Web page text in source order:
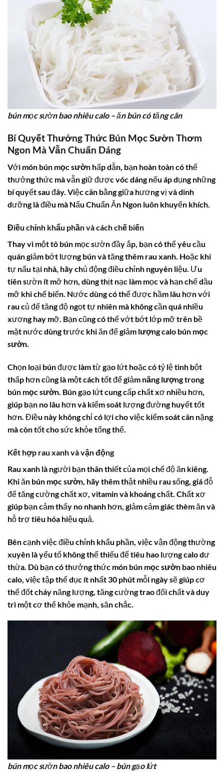
bún mọc sườn bao nhiêu calo – ăn bún có tăng cân
Bí Quyết Thưởng Thức Bún Mọc Sườn Thơm
Ngon Mà Vẫn Chuẩn Dáng
Với món bún mọc sườn hấp dẫn, bạn hoàn toàn có thể
thưởng thức mà vẫn giữ được vóc dáng nếu áp dụng những
bí quyết sau đây. Việc cân bằng giữa hương vị và dinh
dưỡng là điều mà Nấu Chuẩn Ăn Ngon luôn khuyến khích.
Điều chỉnh khẩu phần và cách chế biến
Thay vì một tô bún mọc sườn đầy ắp, bạn có thể yêu cầu
quán giảm bớt lượng bún và tăng thêm rau xanh. Hoặc khi
tự nấu tại nhà, hãy chủ động điều chỉnh nguyên liệu. Ưu
tiên sườn ít mỡ hơn, dùng thịt nạc làm mọc và hạn chế dầu
mỡ khi chế biến. Nước dùng có thể được hầm lâu hơn với
rau củ để tăng độ ngọt tự nhiên mà không cần quá nhiều
xương hay mỡ. Bạn cũng có thể vớt bớt lớp mỡ trên bề
mặt nước dùng trước khi ăn để giảm lượng calo bún mọc
sườn.
Chọn loại bún được làm từ gạo lứt hoặc có tỷ lệ tinh bột
thấp hơn cũng là một cách tốt để giảm năng lượng trong
bún mọc sườn. Bún gạo lứt cung cấp chất xơ nhiều hơn,
giúp bạn no lâu hơn và kiểm soát lượng đường huyết tốt
hơn. Điều này không chỉ có lợi cho việc kiểm soát cân nặng
mà còn tốt cho sức khỏe tổng thể.
Kết hợp rau xanh và vận động
Rau xanh là người bạn thân thiết của mọi chế độ ăn kiêng.
Khi ăn bún mọc sườn , hãy thêm thật nhiều rau sống, giá đỗ
để tăng cường chất xơ, vitamin và khoáng chất. Chất xơ
giúp bạn cảm thấy no nhanh hơn, giảm cảm giác thèm ăn và
hỗ trợ tiêu hóa hiệu quả.
Bên cạnh việc điều chỉnh khẩu phần, việc vận động thường
xuyên là yếu tố không thể thiếu để tiêu hao lượng calo dư
thừa. Dù bạn có thưởng thức món bún mọc sườn bao nhiêu
calo , việc tập thể dục ít nhất 30 phút mỗi ngày sẽ giúp cơ
thể đốt cháy năng lượng, tăng cường trao đổi chất và duy
trì một cơ thể khỏe mạnh, săn chắc.
bún mọc sườn bao nhiêu calo – bún gạo lứt